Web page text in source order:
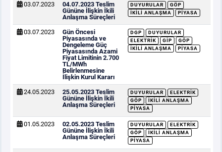
03.07.2023
04.07.2023 Teslim
Gününe İlişkin İkili
Anlaşma Süreçleri
DUYURULAR
GÖP
İKILI ANLAŞMA
PIYASA
03.07.2023
Gün Öncesi
Piyasasında ve
Dengeleme Güç
Piyasasında Azami
Fiyat Limitinin 2.700
TL/MWh
Belirlenmesine
İlişkin Kurul Kararı
DGP
DUYURULAR
ELEKTRIK
GİP
GÖP
İKILI ANLAŞMA
PIYASA
24.05.2023
25.05.2023 Teslim
Gününe İlişkin İkili
Anlaşma Süreçleri
DUYURULAR
ELEKTRIK
GÖP
İKILI ANLAŞMA
PIYASA
01.05.2023
02.05.2023 Teslim
Gününe İlişkin İkili
Anlaşma Süreçleri
DUYURULAR
ELEKTRIK
GÖP
İKILI ANLAŞMA
PIYASA